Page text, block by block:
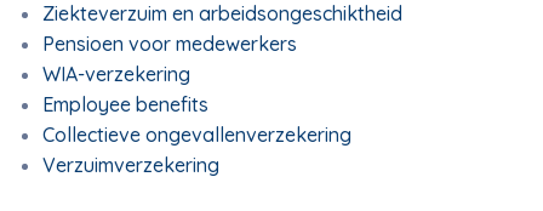
Ziekteverzuim en arbeidsongeschiktheid
Pensioen voor medewerkers
WIA-verzekering
Employee benefits
Collectieve ongevallenverzekering
Verzuimverzekering